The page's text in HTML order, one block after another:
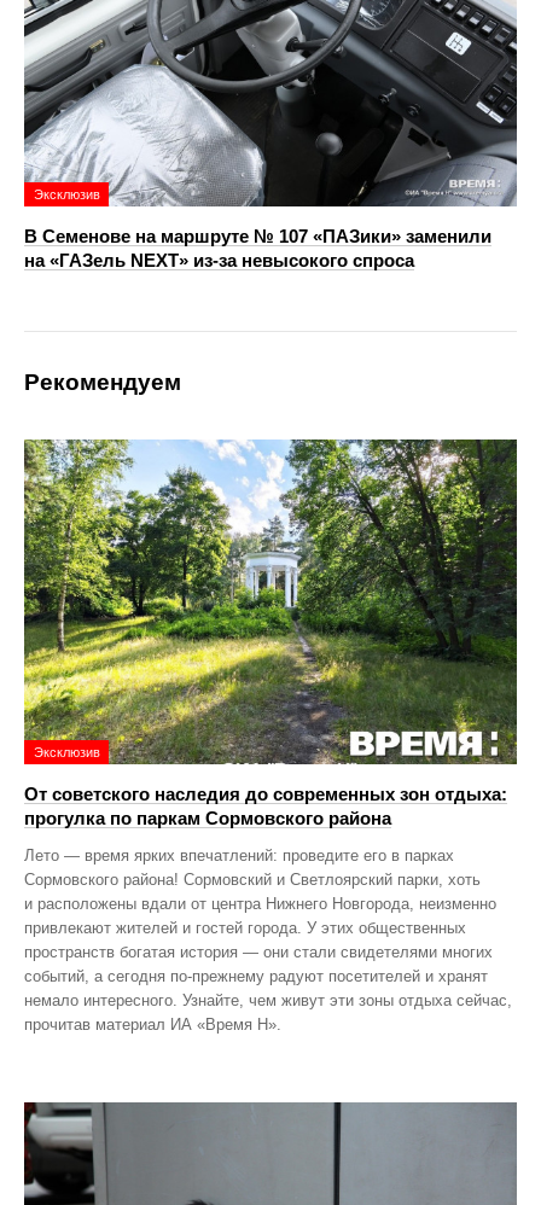
Эксклюзив
В Семенове на маршруте № 107 «ПАЗики» заменили
на «ГАЗель NEXT» из‑за невысокого спроса
Рекомендуем
Эксклюзив
От советского наследия до современных зон отдыха:
прогулка по паркам Сормовского района
Лето — время ярких впечатлений: проведите его в парках
Сормовского района! Сормовский и Светлоярский парки, хоть
и расположены вдали от центра Нижнего Новгорода, неизменно
привлекают жителей и гостей города. У этих общественных
пространств богатая история — они стали свидетелями многих
событий, а сегодня по‑прежнему радуют посетителей и хранят
немало интересного. Узнайте, чем живут эти зоны отдыха сейчас,
прочитав материал ИА «Время Н».